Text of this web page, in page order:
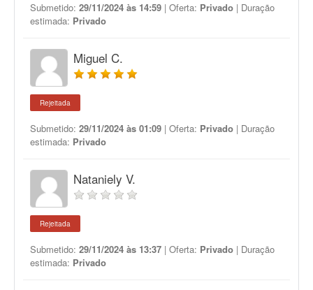
Submetido: 29/11/2024 às 14:59 | Oferta: Privado | Duração
estimada: Privado
Miguel C.
Rejeitada
Submetido: 29/11/2024 às 01:09 | Oferta: Privado | Duração
estimada: Privado
Nataniely V.
Rejeitada
Submetido: 29/11/2024 às 13:37 | Oferta: Privado | Duração
estimada: Privado